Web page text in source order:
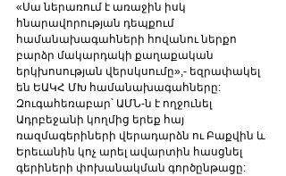
«Սա ներառում է առաջին իսկ
հնարավորության դեպքում
համանախագահների հովանու ներքո
բարձր մակարդակի քաղաքական
երկխոսության վերսկսումը»,- եզրափակել
են ԵԱԿՀ ՄԽ համանախագահները:
Զուգահեռաբար՝ ԱՄՆ-ն է ողջունել
Ադրբեջանի կողմից երեք հայ
ռազմագերիների վերադարձն ու Բաքվին և
Երեւանին կոչ արել ավարտին հասցնել
գերիների փոխանակման գործընթացը: